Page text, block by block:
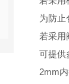
为防止
若采用
可提供
2mm